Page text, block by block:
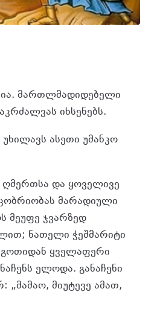
მართლმადიდებელი
იხსენებს.
ასეთი უმანკო
ღმერთსა და ყოველივე
მარადიული
მეუფე ჯვარზედ
ნათელი ჭეშმარიტი
ყველაფერი
ელოდა. განაჩენი
„მამაო, მიუტევე ამათ,